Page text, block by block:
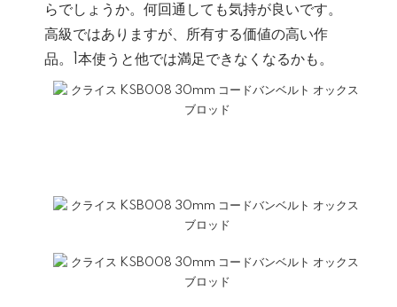
らでしょうか。何回通しても気持が良いです。
高級ではありますが、所有する価値の高い作
品。1本使うと他では満足できなくなるかも。